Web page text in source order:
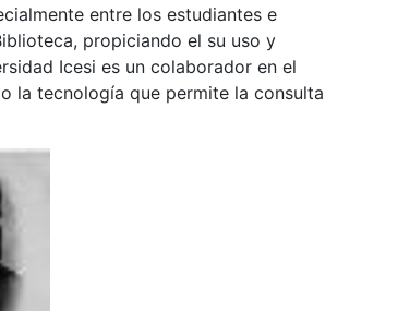
entre los estudiantes e
propiciando el su uso y
Icesi es un colaborador en el
la tecnología que permite la consulta